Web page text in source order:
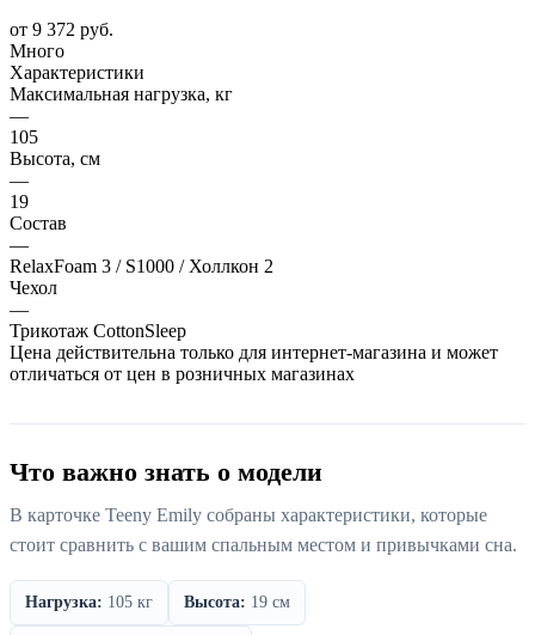
от 9 372 руб.
Много
Характеристики
Максимальная нагрузка, кг
—
105
Высота, см
—
19
Состав
—
RelaxFoam 3 / S1000 / Холлкон 2
Чехол
—
Трикотаж CottonSleep
Цена действительна только для интернет-магазина и может
отличаться от цен в розничных магазинах
Что важно знать о модели
В карточке Teeny Emily собраны характеристики, которые
стоит сравнить с вашим спальным местом и привычками сна.
Нагрузка: 105 кг Высота: 19 см